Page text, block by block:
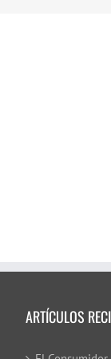
ARTÍCULOS